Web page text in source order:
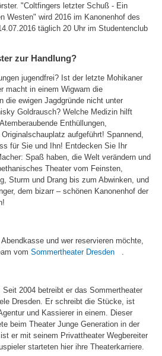
"Coltfingers letzter Schuß - Ein
Westen" wird 2016 im Kanonenhof des
täglich 20 Uhr im Studentenclub
zur Handlung?
jugendfrei? Ist der letzte Mohikaner
macht in einem Wigwam die
die ewigen Jagdgründe nicht unter
Goldrausch? Welche Medizin hilft
Enthüllungen,
aufgeführt! Spannend,
für Sie und Ihn! Entdecken Sie Ihr
Spaß haben, die Welt verändern und
Theater vom Feinsten,
Sturm und Drang bis zum Abwinken, und
dem bizarr – schönen Kanonenhof der
und wer reservieren möchte,
vom Sommertheater Dresden(link
2004 betreibt er das Sommertheater
Dresden. Er schreibt die Stücke, ist
und Kassierer in einem. Dieser
beim Theater Junge Generation in der
er mit seinem Privattheater Wegbereiter
starteten hier ihre Theaterkarriere.